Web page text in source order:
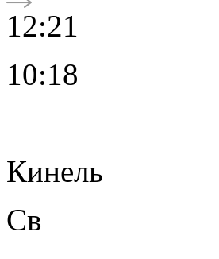
12:21
10:18
Кинель
Св